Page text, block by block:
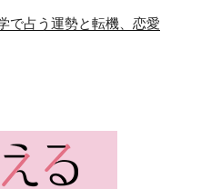
で占う運勢と転機、恋愛